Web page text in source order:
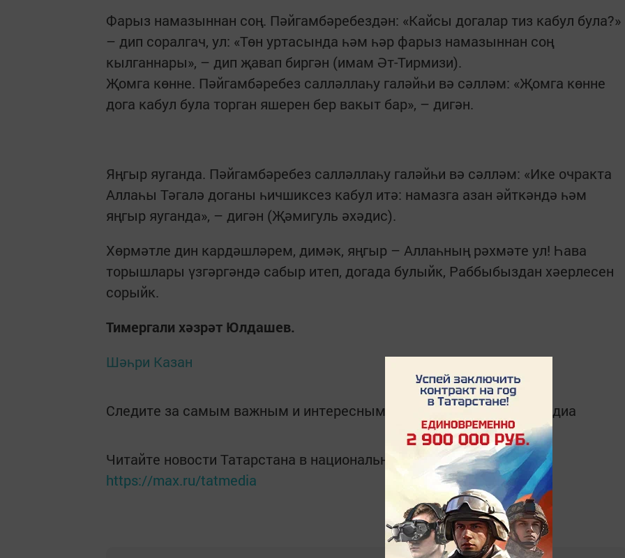
Фарыз намазыннан соң. Пәйгамбәребездән: «Кайсы догалар тиз кабул була?»
– дип соралгач, ул: «Төн уртасында һәм һәр фарыз намазыннан соң
кылганнары», – дип җавап биргән (имам Әт-Тирмизи).
Җомга көнне. Пәйгамбәребез салләллаһу галәйһи вә сәлләм: «Җомга көнне
дога кабул була торган яшерен бер вакыт бар», – дигән.
Яңгыр яуганда. Пәйгамбәребез салләллаһу галәйһи вә сәлләм: «Ике очракта
Аллаһы Тәгалә доганы һичшиксез кабул итә: намазга азан әйткәндә һәм
яңгыр яуганда», – дигән (Җәмигуль әхәдис).
Хөрмәтле дин кардәшләрем, димәк, яңгыр – Аллаһның рәхмәте ул! Һава
торышлары үзгәргәндә сабыр итеп, догада булыйк, Раббыбыздан хәерлесен
сорыйк.
Тимергали хәзрәт Юлдашев.
Шәһри Казан
Следите за самым важным и интересным в Telegram-канале Татмедиа
Читайте новости Татарстана в национальном мессенджере MАХ:
https://max.ru/tatmedia